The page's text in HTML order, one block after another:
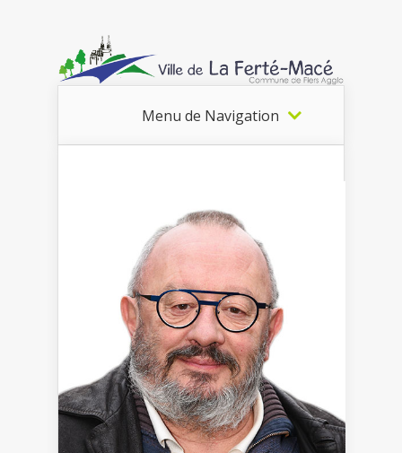
Menu de Navigation